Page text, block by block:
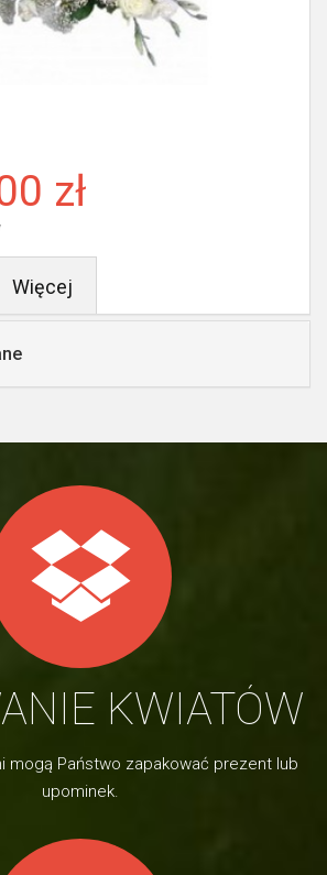
zł
Więcej
KWIATÓW
mogą Państwo zapakować prezent lub
upominek.